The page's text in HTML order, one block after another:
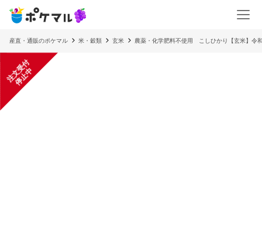
産直・通販のポケマル 米・穀類 玄米 農薬・化学肥料不使用 こしひかり【玄米】令
注
文
受
付
停
止
中